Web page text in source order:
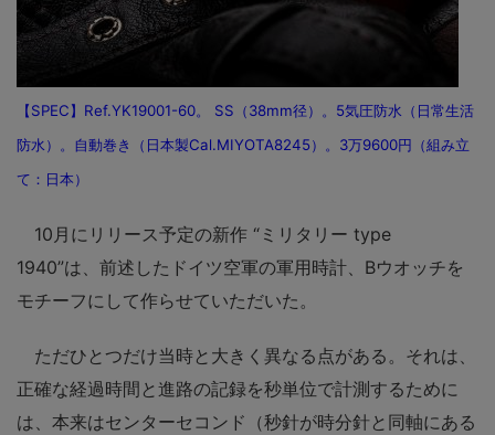
【SPEC】Ref.YK19001-60。 SS（38mm径）。5気圧防水（日常生活
防水）。自動巻き（日本製Cal.MIYOTA8245）。3万9600円（組み立
て：日本）
10月にリリース予定の新作 “ミリタリー type
1940”は、前述したドイツ空軍の軍用時計、Bウオッチを
モチーフにして作らせていただいた。
ただひとつだけ当時と大きく異なる点がある。それは、
正確な経過時間と進路の記録を秒単位で計測するために
は、本来はセンターセコンド（秒針が時分針と同軸にある